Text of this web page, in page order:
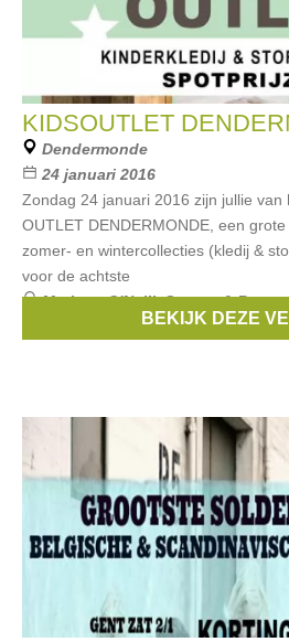
KIDSOUTLET
Dendermonde
24 januari 2016
Zondag 24 januari 2016 zijn jullie van
OUTLET DENDERMONDE, een
zomer- en wintercollecties (kledij &
voor de achtste
Merken:O'Neill,Stones & Bones
, ...
BEKIJK DEZE